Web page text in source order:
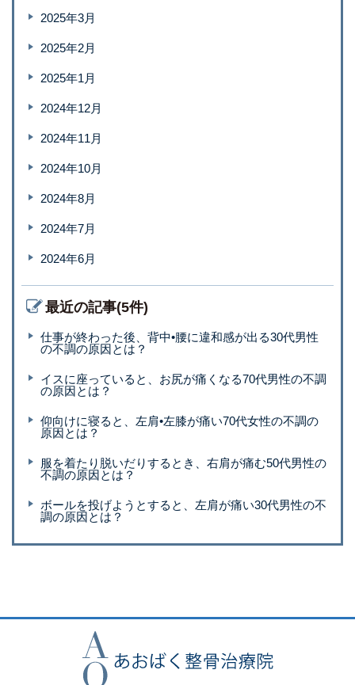
2025年3月
2025年2月
2025年1月
2024年12月
2024年11月
2024年10月
2024年8月
2024年7月
2024年6月
最近の記事(5件)
仕事が終わった後、背中•腰に違和感が出る30代男性
の不調の原因とは？
イスに座っていると、お尻が痛くなる70代男性の不調
の原因とは？
仰向けに寝ると、左肩•左膝が痛い70代女性の不調の
原因とは？
服を着たり脱いだりするとき、右肩が痛む50代男性の
不調の原因とは？
ボールを投げようとすると、左肩が痛い30代男性の不
調の原因とは？